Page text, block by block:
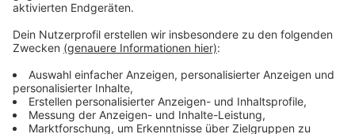
Challenge & Neuanfänge
#2 Grow Your Power Podcast -
Neujahrsvorsätze, Manifestieren & Vision
#8 Grow Your Power Podcast - Bring deine
Mauer zum Bröckeln
#7 Grow Your Power Podcast - Ich fühlte mich